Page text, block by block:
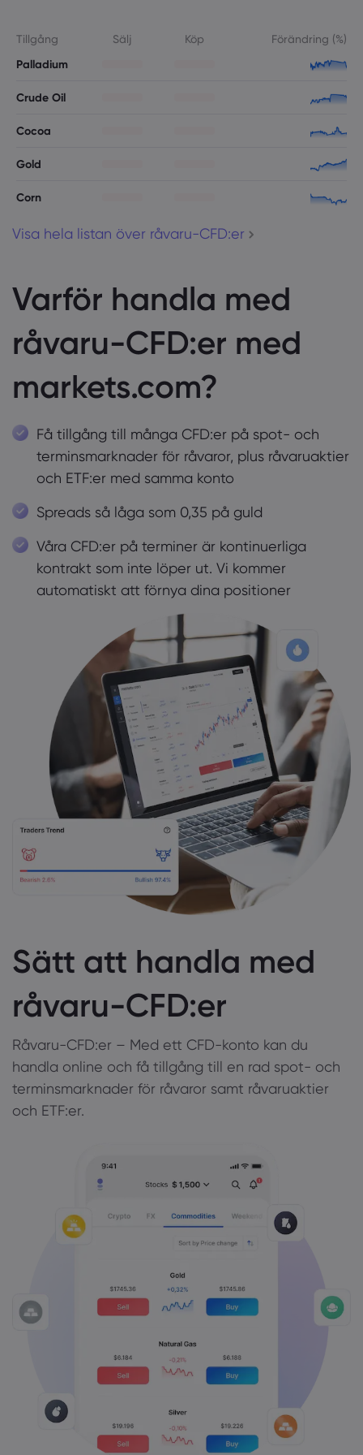
Tillgång Sälj Köp Förändring (%)
Palladium
Crude Oil
Cocoa
Gold
Corn
Visa hela listan över råvaru-CFD:er
Varför handla med
råvaru-CFD:er med
markets.com?
Få tillgång till många CFD:er på spot- och
terminsmarknader för råvaror, plus råvaruaktier
och ETF:er med samma konto
Spreads så låga som 0,35 på guld
Våra CFD:er på terminer är kontinuerliga
kontrakt som inte löper ut. Vi kommer
automatiskt att förnya dina positioner
Sätt att handla med
råvaru-CFD:er
Råvaru-CFD:er – Med ett CFD-konto kan du
handla online och få tillgång till en rad spot- och
terminsmarknader för råvaror samt råvaruaktier
och ETF:er.